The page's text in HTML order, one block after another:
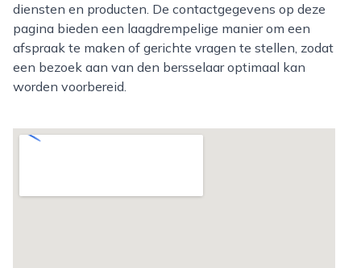
diensten en producten. De contactgegevens op deze
pagina bieden een laagdrempelige manier om een
afspraak te maken of gerichte vragen te stellen, zodat
een bezoek aan van den bersselaar optimaal kan
worden voorbereid.